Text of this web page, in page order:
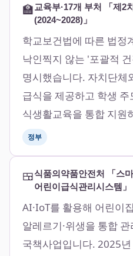
🏫 교육부·17개 부처 「제2
(2024~2028)」
학교보건법에 따른 법정
낙인찍지 않는 '포괄적
명시했습니다. 자치단체
급식을 제공하고 학생 주
식생활교육을 통합 지원
정부
🍱식품의약품안전처 「스
어린이급식관리시스템
AI·IoT를 활용해 어린이
알레르기·위생을 통합
국책사업입니다. 2025